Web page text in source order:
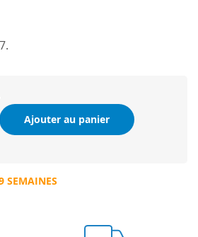
Ajouter au panier
SEMAINES